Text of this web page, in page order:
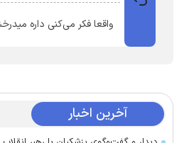
واقعا فکر می‌کنی داره
آخرین اخبار